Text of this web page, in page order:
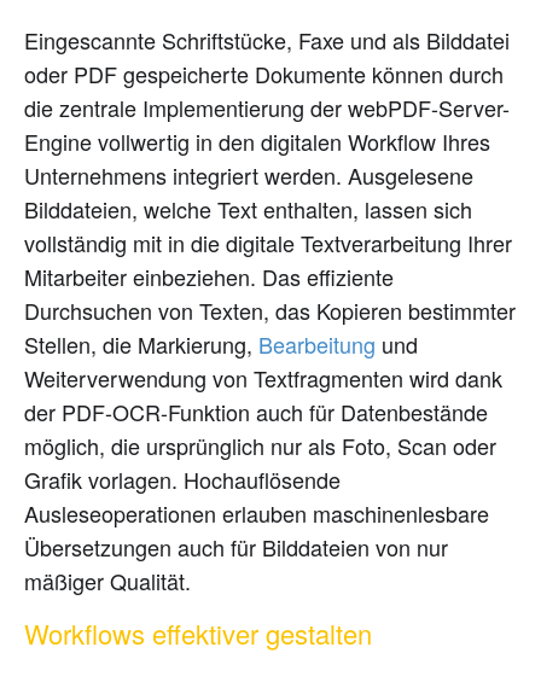
Eingescannte Schriftstücke, Faxe und als Bilddatei
oder PDF gespeicherte Dokumente können durch
die zentrale Implementierung der webPDF-Server-
Engine vollwertig in den digitalen Workflow Ihres
Unternehmens integriert werden. Ausgelesene
Bilddateien, welche Text enthalten, lassen sich
vollständig mit in die digitale Textverarbeitung Ihrer
Mitarbeiter einbeziehen. Das effiziente
Durchsuchen von Texten, das Kopieren bestimmter
Stellen, die Markierung, Bearbeitung und
Weiterverwendung von Textfragmenten wird dank
der PDF-OCR-Funktion auch für Datenbestände
möglich, die ursprünglich nur als Foto, Scan oder
Grafik vorlagen. Hochauflösende
Ausleseoperationen erlauben maschinenlesbare
Übersetzungen auch für Bilddateien von nur
mäßiger Qualität.
Workflows effektiver gestalten